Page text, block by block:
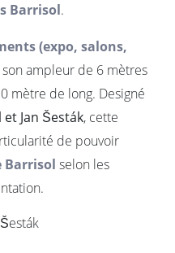
Barrisol.
(expo, salons,
ampleur de 6 mètres
mètre de long. Designé
Jan Šesták, cette
de pouvoir
Barrisol selon les